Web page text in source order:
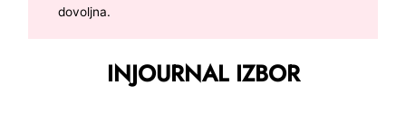
dovoljna.
INJOURNAL IZBOR